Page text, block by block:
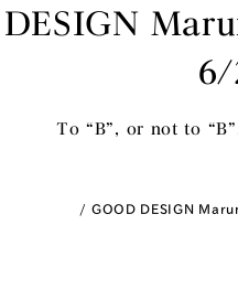
6/
To “B”, or not to “B”,
GOOD DESIGN